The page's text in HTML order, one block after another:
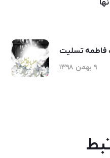
تسلیت
۹ بهمن ۱۳۹۸